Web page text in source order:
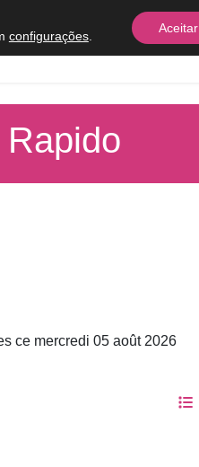
Equipes
ce mercredi 05 août 2026
configurações.
Aceitar